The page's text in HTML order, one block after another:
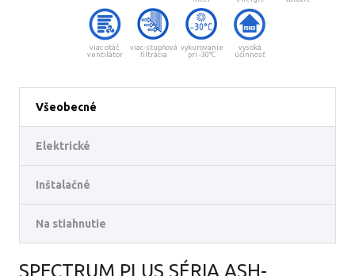
viac otáč.
ventilátor
viac-stupňová
filtrácia
vykurovanie
pri -30°C
vysoká
účinnosť
Všeobecné
Elektrické
Inštalačné
Na stiahnutie
SPECTRUM PLUS SÉRIA ASH-